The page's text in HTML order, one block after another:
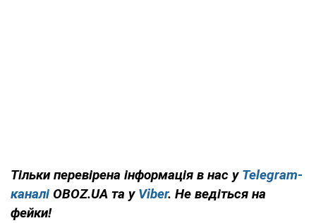
Тільки перевірена інформація в нас у Telegram-
каналі OBOZ.UA та у Viber. Не ведіться на
фейки!